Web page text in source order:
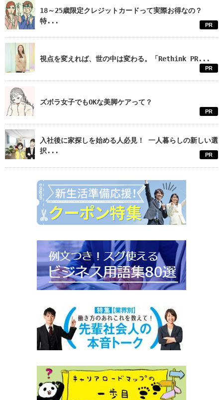
18～25歳限定クレジットカードって実際お得なの？
特...
PR
視点を変えれば、世の中は変わる。「Rethink PR...
PR
ズボラ女子でもOKな美脚ケアって？
PR
入社後に家探しを始める人必見！ 一人暮らしの新しい選
択...
PR